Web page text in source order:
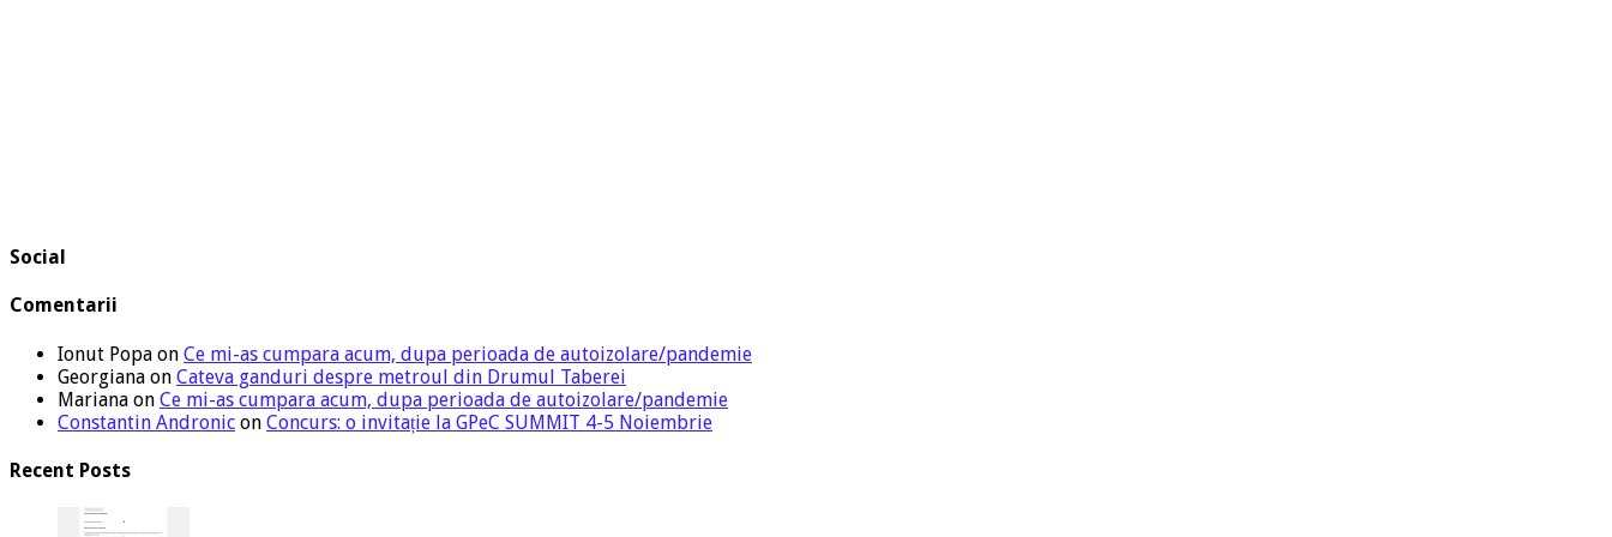
Social
Comentarii
Ionut Popa on Ce mi-as cumpara acum, dupa perioada de autoizolare/pandemie
Georgiana on Cateva ganduri despre metroul din Drumul Taberei
Mariana on Ce mi-as cumpara acum, dupa perioada de autoizolare/pandemie
Constantin Andronic on Concurs: o invitație la GPeC SUMMIT 4-5 Noiembrie
Recent Posts